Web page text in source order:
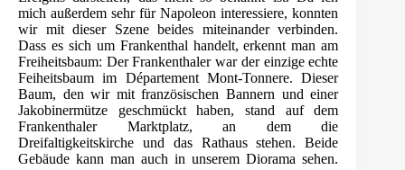
mich außerdem sehr für Napoleon interessiere, konnten
wir mit dieser Szene beides miteinander verbinden.
Dass es sich um Frankenthal handelt, erkennt man am
Freiheitsbaum: Der Frankenthaler war der einzige echte
Feiheitsbaum im Département Mont-Tonnere. Dieser
Baum, den wir mit französischen Bannern und einer
Jakobinermütze geschmückt haben, stand auf dem
Frankenthaler Marktplatz, an dem die
Dreifaltigkeitskirche und das Rathaus stehen. Beide
Gebäude kann man auch in unserem Diorama sehen.